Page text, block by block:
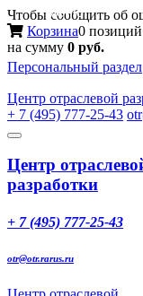
Чтобы сообщить об
Корзина0 позиций
на сумму 0 руб.
Персональный раздел
Центр отраслевой
+ 7 (495) 777-25-43
Toggle
Меню
Центр
разработки
+ 7 (495) 777-25-43
otr@otr.rarus.ru